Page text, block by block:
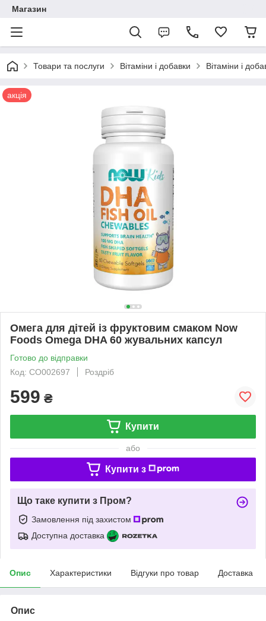
Магазин
Товари та послуги Вітаміни і добавки Вітаміни і
акція
Омега для дітей із фруктовим смаком Now
Foods Omega DHA 60 жувальних капсул
Готово до відправки
Код: CO002697
Роздріб
599 ₴
Купити
або
Купити з
Що таке купити з Пром?
Замовлення під захистом
Доступна доставка
Опис Характеристики Відгуки про товар Доставка
Опис